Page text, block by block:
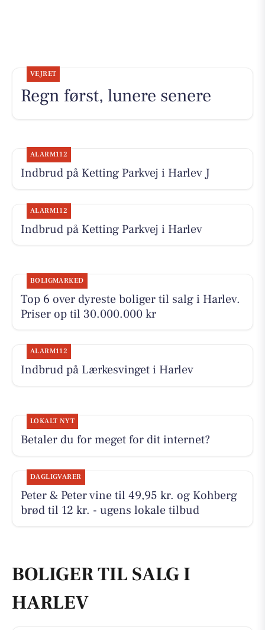
VEJRET
Regn først, lunere senere
ALARM112
Indbrud på Ketting Parkvej i Harlev J
ALARM112
Indbrud på Ketting Parkvej i Harlev
BOLIGMARKED
Top 6 over dyreste boliger til salg i Harlev.
Priser op til 30.000.000 kr
ALARM112
Indbrud på Lærkesvinget i Harlev
LOKALT NYT
Betaler du for meget for dit internet?
DAGLIGVARER
Peter & Peter vine til 49,95 kr. og Kohberg
brød til 12 kr. - ugens lokale tilbud
BOLIGER TIL SALG I
HARLEV